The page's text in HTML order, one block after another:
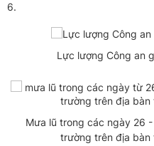
6.
Lực lượng Công an
Mưa lũ trong các ngày 26
trường trên địa bàn